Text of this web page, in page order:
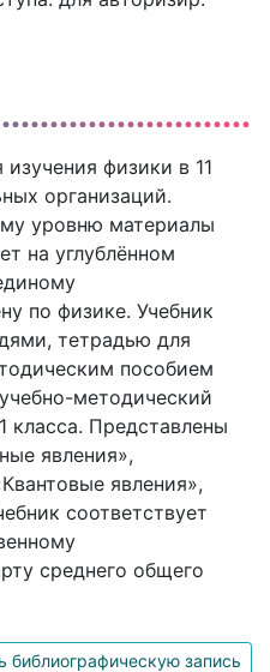
физики в 11
организаций.
уровню материалы
на углублённом
по физике. Учебник
тетрадью для
пособием
методический
класса. Представлены
явления»,
явления»,
соответствует
среднего общего
библиографическую запись